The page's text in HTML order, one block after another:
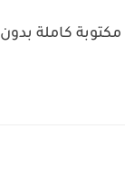
كاملة بدون